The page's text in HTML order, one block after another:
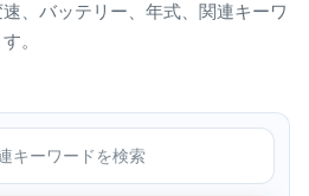
、バッテリー、年式、関連キーワ
。